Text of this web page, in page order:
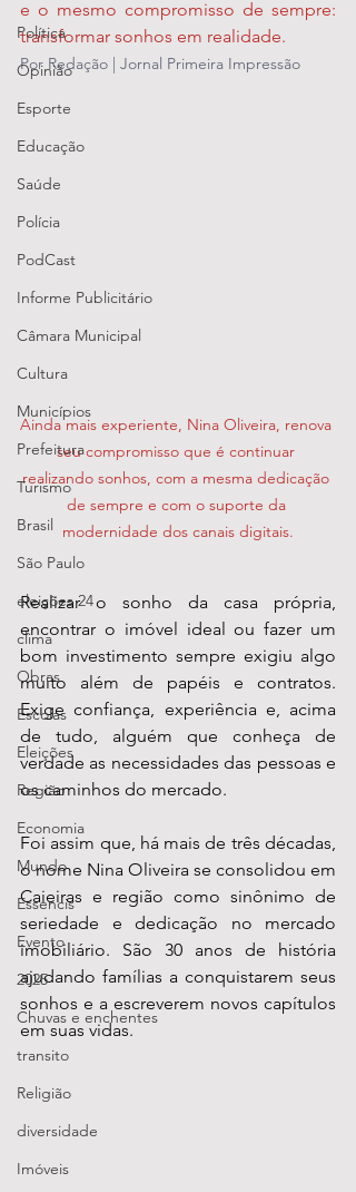
Política
Opinião
Esporte
Educação
Saúde
Polícia
PodCast
Informe Publicitário
Câmara Municipal
Cultura
Municípios
Prefeitura
Turismo
Brasil
São Paulo
eleições 24
clima
Obras
Escolas
Eleições
Região
Economia
Mundo
Essencis
Evento
2025
Chuvas e enchentes
transito
Religião
diversidade
Imóveis
e o mesmo compromisso de sempre:
transformar sonhos em realidade.
Por Redação | Jornal Primeira Impressão
Ainda mais experiente, Nina Oliveira, renova
seu compromisso que é continuar
realizando sonhos, com a mesma dedicação
de sempre e com o suporte da
modernidade dos canais digitais.
Realizar o sonho da casa própria,
encontrar o imóvel ideal ou fazer um
bom investimento sempre exigiu algo
muito além de papéis e contratos.
Exige confiança, experiência e, acima
de tudo, alguém que conheça de
verdade as necessidades das pessoas e
os caminhos do mercado.
Foi assim que, há mais de três décadas,
o nome Nina Oliveira se consolidou em
Caieiras e região como sinônimo de
seriedade e dedicação no mercado
imobiliário. São 30 anos de história
ajudando famílias a conquistarem seus
sonhos e a escreverem novos capítulos
em suas vidas.